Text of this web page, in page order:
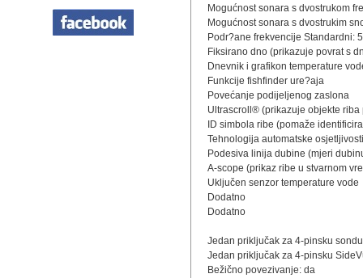
Mogućnost sonara s dvostrukom
Mogućnost sonara s dvostrukim
Podr?ane frekvencije Standardni:
Fiksirano dno (prikazuje povrat s
Dnevnik i grafikon temperature
Funkcije fishfinder ure?aja
Povećanje podijeljenog zaslona
Ultrascroll® (prikazuje objekte
ID simbola ribe (pomaže
Tehnologija automatske
Podesiva linija dubine (mjeri
A-scope (prikaz ribe u stvarnom
Uključen senzor temperature vode
Dodatno
Dodatno
Jedan priključak za 4-pinsku sondu
Jedan priključak za 4-pinsku
Bežično povezivanje: da